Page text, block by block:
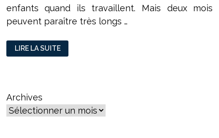
enfants quand ils travaillent. Mais deux mois
peuvent paraître très longs …
LES
VACANCES
:
INÉGALITÉS
LIRE LA SUITE
Archives